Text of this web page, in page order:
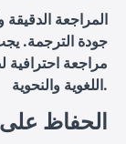
المراجعة
جودة الترجمة.
مراجعة
اللغوية والنحوية.
2. الحفاظ